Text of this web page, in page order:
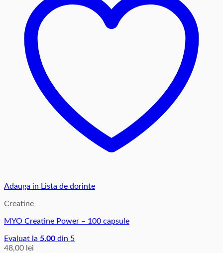
Adauga in Lista de dorinte
Creatine
MYO Creatine Power – 100 capsule
Evaluat la 5.00 din 5
48,00 lei